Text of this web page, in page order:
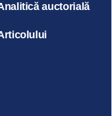
auctorială